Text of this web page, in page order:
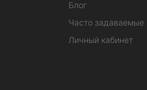
Блог
Часто задаваемые
Личный кабинет